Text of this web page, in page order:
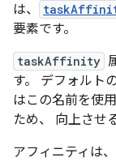
は、
要素です。
taskAffinity
す。 デフォルト
はこの名前を使
ため、 向上させ
アフィニティは